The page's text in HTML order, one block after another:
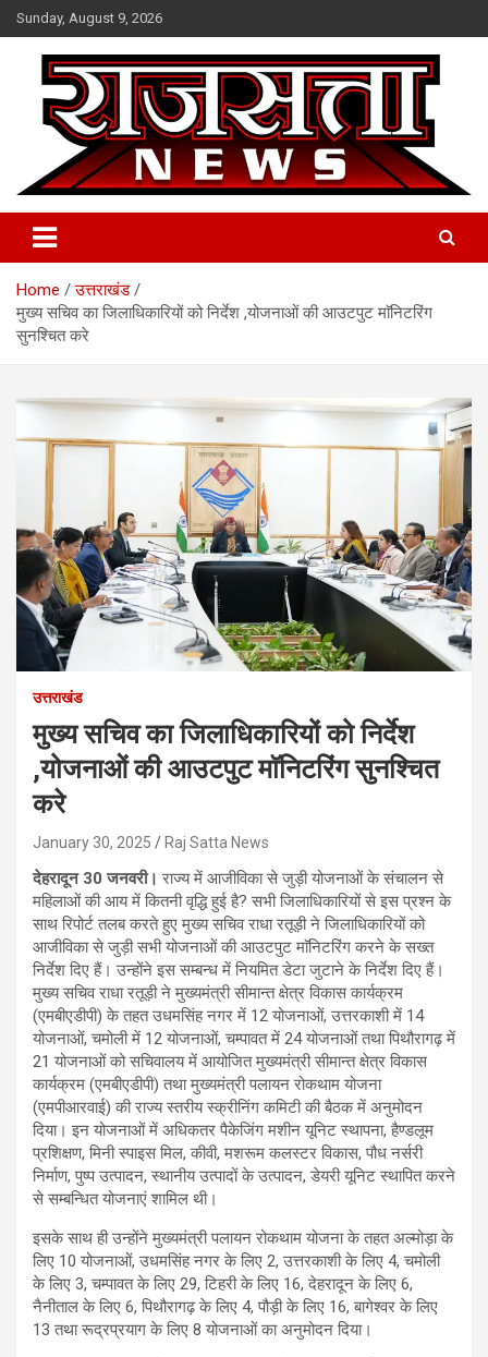
Skip
to
content
Sunday, August 9, 2026
Raj Satta News
Home
उत्तराखंड
मुख्य सचिव का जिलाधिकारियों को निर्देश ,योजनाओं की आउटपुट माॅनिटरिंग
सुनश्चित करे
उत्तराखंड
मुख्य सचिव का जिलाधिकारियों को निर्देश
,योजनाओं की आउटपुट माॅनिटरिंग सुनश्चित
करे
January 30, 2025 Raj Satta News
देहरादून 30 जनवरी। राज्य में आजीविका से जुड़ी योजनाओं के संचालन से
महिलाओं की आय में कितनी वृद्धि हुई है? सभी जिलाधिकारियों से इस प्रश्न के
साथ रिपोर्ट तलब करते हुए मुख्य सचिव राधा रतूड़ी ने जिलाधिकारियों को
आजीविका से जुड़ी सभी योजनाओं की आउटपुट माॅनिटरिंग करने के सख्त
निर्देश दिए हैं। उन्होंने इस सम्बन्ध में नियमित डेटा जुटाने के निर्देश दिए हैं।
मुख्य सचिव राधा रतूड़ी ने मुख्यमंत्री सीमान्त क्षेत्र विकास कार्यक्रम
(एमबीएडीपी) के तहत उधमसिंह नगर में 12 योजनाओं, उत्तरकाशी में 14
योजनाओं, चमोली में 12 योजनाओं, चम्पावत में 24 योजनाओं तथा पिथौरागढ़ में
21 योजनाओं को सचिवालय में आयोजित मुख्यमंत्री सीमान्त क्षेत्र विकास
कार्यक्रम (एमबीएडीपी) तथा मुख्यमंत्री पलायन रोकथाम योजना
(एमपीआरवाई) की राज्य स्तरीय स्क्रीनिंग कमिटी की बैठक में अनुमोदन
दिया। इन योजनाओं में अधिकतर पैकेजिंग मशीन यूनिट स्थापना, हैण्डलूम
प्रशिक्षण, मिनी स्पाइस मिल, कीवी, मशरूम कलस्टर विकास, पौध नर्सरी
निर्माण, पुष्प उत्पादन, स्थानीय उत्पादों के उत्पादन, डेयरी यूनिट स्थापित करने
से सम्बन्धित योजनाएं शामिल थी।
इसके साथ ही उन्होंने मुख्यमंत्री पलायन रोकथाम योजना के तहत अल्मोड़ा के
लिए 10 योजनाओं, उधमसिंह नगर के लिए 2, उत्तरकाशी के लिए 4, चमोली
के लिए 3, चम्पावत के लिए 29, टिहरी के लिए 16, देहरादून के लिए 6,
नैनीताल के लिए 6, पिथौरागढ़ के लिए 4, पौड़ी के लिए 16, बागेश्वर के लिए
13 तथा रूद्रप्रयाग के लिए 8 योजनाओं का अनुमोदन दिया।